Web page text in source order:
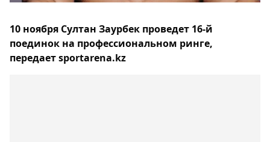
10 ноября Султан Заурбек проведет 16-й
поединок на профессиональном ринге,
передает sportarena.kz